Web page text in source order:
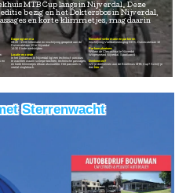
bezig en het Doktersbos in Nijverdal,
en korte klimmetjes, mag daarin
en
Dagprogramma
08:20 - 13:00 Informatie en inschrijving geopend aan de
Duivecatelaan 10 te Nijverdal
14:30 Einde wedstrijden
Locatie en ronde
In het Dokterbos in Nijverdal ligt een technisch parcours
te wachten waarin scherpe bochten, technische passages
en korte klimmetjes elkaar afwisselen. Het parcours is
veelal singletrack.
Bezoekersinformatie en parkeren
Inschrijving Voetbalvereniging DES. Duivecatelaan 10
Parkeerplaatsen:
Willem de Clercqstraat te Nijverdal
Wilgenweard Nijverdal. Sportlaan 6
Deelnemen?
Wil je deelnemen aan de Broekhuis MTB Cup? Schrijf je
dan hierin.
Sterrenwacht